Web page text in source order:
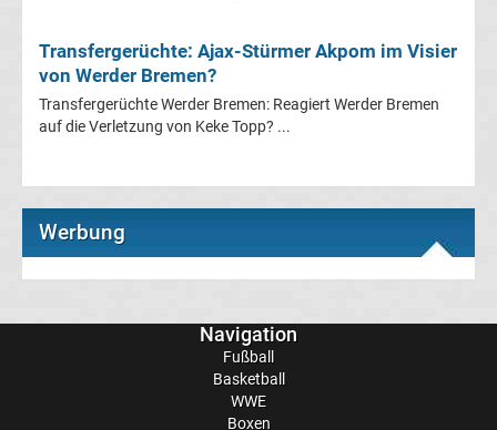
Eintracht
Cottbus
Transfergerüchte: Ajax-Stürmer Akpom im Visier
von Werder Bremen?
Transfergerüchte Werder Bremen: Reagiert Werder Bremen
auf die Verletzung von Keke Topp? ...
Werbung
Navigation
Fußball
Basketball
WWE
Boxen